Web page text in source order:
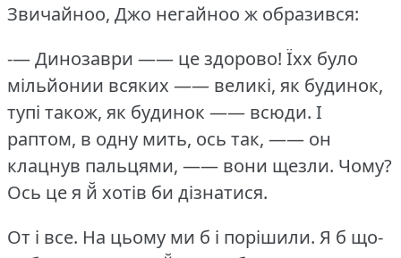
Звичайноо, Джо негайноо ж образився:
-— Динозаври —— це здорово! Їхх було
мільйонии всяких —— великі, як будинок,
тупі також, як будинок —— всюди. І
раптом, в одну мить, ось так, —— он
клацнув пальцями, —— вони щезли. Чому?
Ось це я й̆ хотів би дізнатися.
От і все. На цьому ми б і порішили. Я б що-